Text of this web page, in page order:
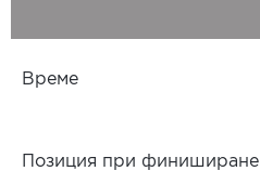
Време
Позиция при финиширане